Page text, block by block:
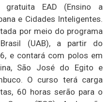
gratuita EAD (Ensino a
e Cidades Inteligentes.
por meio do programa
(UAB), a partir do
e contará com polos em
São José do Egito e
O curso terá carga
60 horas serão para o